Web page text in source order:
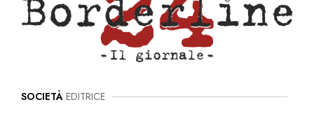
SOCIETÀ EDITRICE